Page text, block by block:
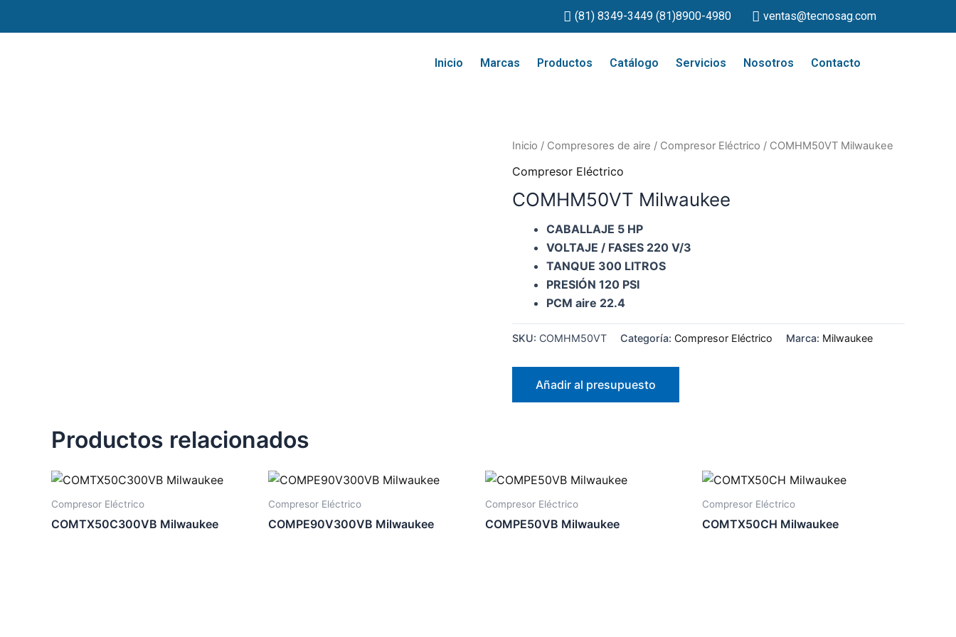
(81) 8349-3449 (81)8900-4980 ventas@tecnosag.com
Inicio Marcas Productos Catálogo Servicios Nosotros Contacto
Inicio / Compresores de aire / Compresor Eléctrico / COMHM50VT Milwaukee
Compresor Eléctrico
COMHM50VT Milwaukee
CABALLAJE 5 HP
VOLTAJE / FASES 220 V/3
TANQUE 300 LITROS
PRESIÓN 120 PSI
PCM aire 22.4
SKU: COMHM50VT Categoría: Compresor Eléctrico Marca: Milwaukee
Añadir al presupuesto
Productos relacionados
Compresor Eléctrico
COMTX50C300VB Milwaukee
Compresor Eléctrico
COMPE90V300VB Milwaukee
Compresor Eléctrico
COMPE50VB Milwaukee
Compresor Eléctrico
COMTX50CH Milwaukee